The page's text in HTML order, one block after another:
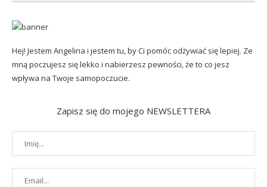
Hej! Jestem Angelina i jestem tu, by Ci pomóc odżywiać się lepiej. Ze
mną poczujesz się lekko i nabierzesz pewności, że to co jesz
wpływa na Twoje samopoczucie.
Zapisz się do mojego NEWSLETTERA